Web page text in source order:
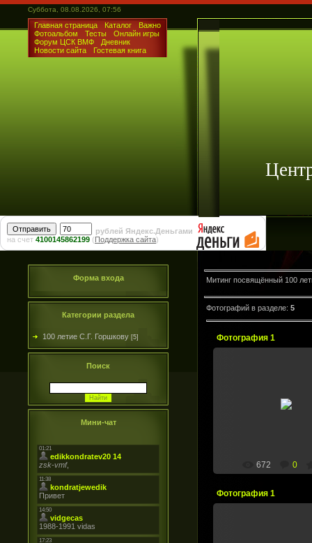
Суббота, 08.08.2026, 07:56
Главная страница Каталог
Важно
Фотоальбом
Тесты
Онлайн игры
Форум ЦСК ВМФ
Дневник
Новости сайта
Гостевая книга
рублей Яндекс.Деньгами
на счет 4100145862199 (Поддержка сайта)
Форма входа
Категории раздела
100 летие С.Г. Горшкову [5]
Поиск
Мини-чат
Митинг посвящённый 100
Фотографий в разделе: 5
Фотография 1
Митинг в ЦСК
672 0
Фотография 1